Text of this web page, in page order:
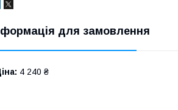
для замовлення
4 240 ₴